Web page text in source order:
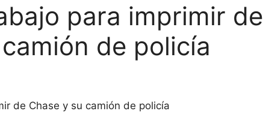
para imprimir de
de policía
de Chase y su camión de policía